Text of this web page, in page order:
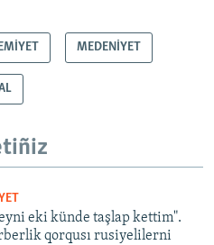
MEDENİYET
eki künde taşlap kettim".
qorqusı rusiyelilerni